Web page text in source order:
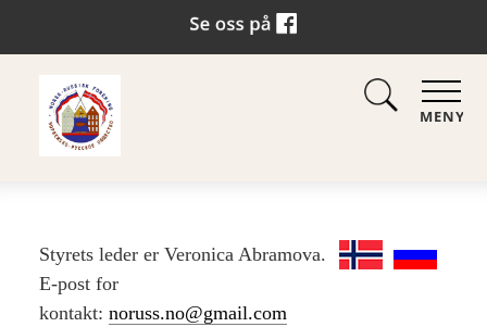
MENY
Styrets leder er Veronica Abramova.
E-post for
kontakt: noruss.no@gmail.com